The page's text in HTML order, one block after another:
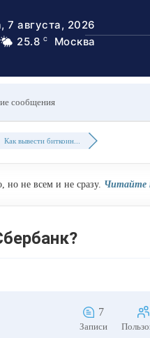
7 августа, 2026
25.8 C Москва
сообщения
Как вывести биткоин...
не всем и не сразу. Читайте
7
Записи